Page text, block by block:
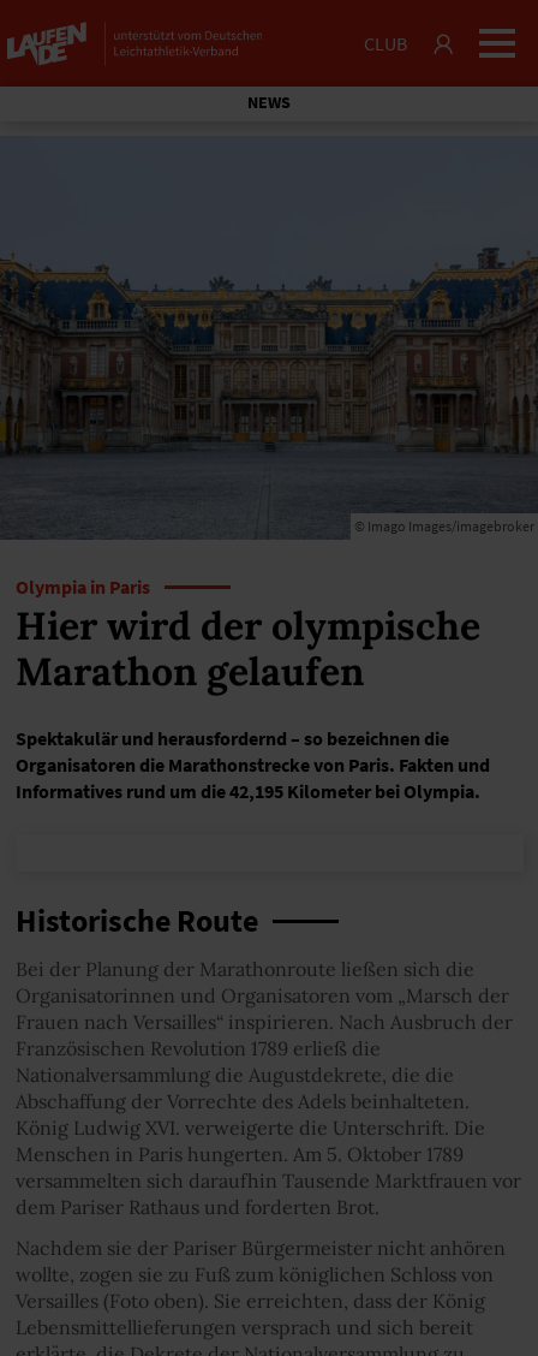
CLUB
NEWS
© Imago Images/imagebroker
Olympia in Paris
Hier wird der olympische
Marathon gelaufen
Spektakulär und herausfordernd – so bezeichnen die
Organisatoren die Marathonstrecke von Paris. Fakten und
Informatives rund um die 42,195 Kilometer bei Olympia.
Historische Route
Bei der Planung der Marathonroute ließen sich die
Organisatorinnen und Organisatoren vom „Marsch der
Frauen nach Versailles“ inspirieren. Nach Ausbruch der
Französischen Revolution 1789 erließ die
Nationalversammlung die Augustdekrete, die die
Abschaffung der Vorrechte des Adels beinhalteten.
König Ludwig XVI. verweigerte die Unterschrift. Die
Menschen in Paris hungerten. Am 5. Oktober 1789
versammelten sich daraufhin Tausende Marktfrauen vor
dem Pariser Rathaus und forderten Brot.
Nachdem sie der Pariser Bürgermeister nicht anhören
wollte, zogen sie zu Fuß zum königlichen Schloss von
Versailles (Foto oben). Sie erreichten, dass der König
Lebensmittellieferungen versprach und sich bereit